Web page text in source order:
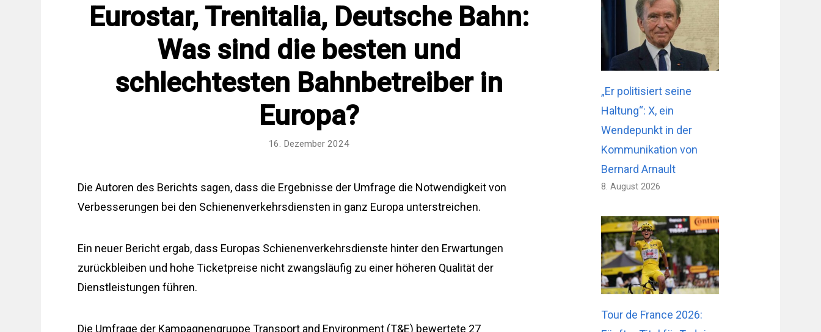
Eurostar, Trenitalia, Deutsche Bahn:
Was sind die besten und
schlechtesten Bahnbetreiber in
Europa?
16. Dezember 2024
Die Autoren des Berichts sagen, dass die Ergebnisse der Umfrage die Notwendigkeit von
Verbesserungen bei den Schienenverkehrsdiensten in ganz Europa unterstreichen.
Ein neuer Bericht ergab, dass Europas Schienenverkehrsdienste hinter den Erwartungen
zurückbleiben und hohe Ticketpreise nicht zwangsläufig zu einer höheren Qualität der
Dienstleistungen führen.
Die Umfrage der Kampagnengruppe Transport and Environment (T&E) bewertete 27
„Er politisiert seine
Haltung“: X, ein
Wendepunkt in der
Kommunikation von
Bernard Arnault
8. August 2026
Tour de France 2026: